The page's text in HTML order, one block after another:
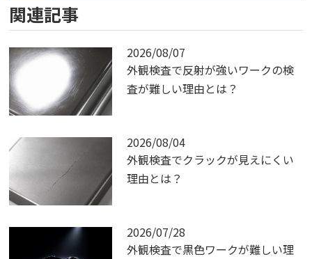
関連記事
2026/08/07
外観検査で反射が強いワークの検
査が難しい理由とは？
2026/08/04
外観検査でクラックが見えにくい
理由とは？
2026/07/28
外観検査で黒色ワークが難しい理